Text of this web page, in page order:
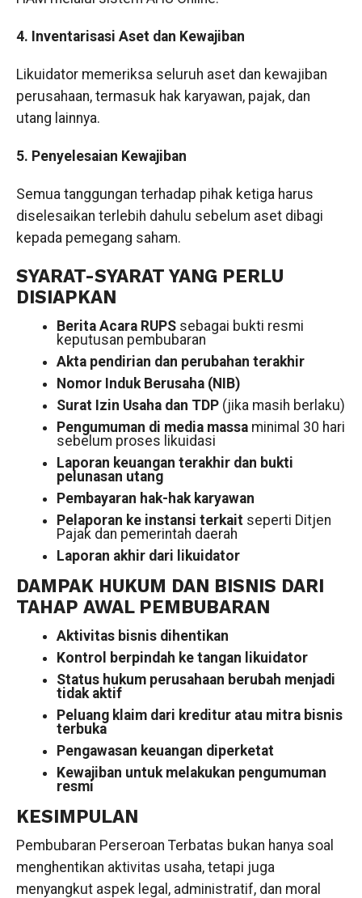
4. Inventarisasi Aset dan Kewajiban
Likuidator memeriksa seluruh aset dan kewajiban
perusahaan, termasuk hak karyawan, pajak, dan
utang lainnya.
5. Penyelesaian Kewajiban
Semua tanggungan terhadap pihak ketiga harus
diselesaikan terlebih dahulu sebelum aset dibagi
kepada pemegang saham.
SYARAT-SYARAT YANG PERLU
DISIAPKAN
Berita Acara RUPSsebagai bukti resmi
keputusan pembubaran
Akta pendirian dan perubahan terakhir
Nomor Induk Berusaha (NIB)
Surat Izin Usaha dan TDP(jika masih berlaku)
Pengumuman di media massaminimal 30 hari
sebelum proses likuidasi
Laporan keuangan terakhir dan bukti
pelunasan utang
Pembayaran hak-hak karyawan
Pelaporan ke instansi terkaitseperti Ditjen
Pajak dan pemerintah daerah
Laporan akhir dari likuidator
DAMPAK HUKUM DAN BISNIS DARI
TAHAP AWAL PEMBUBARAN
Aktivitas bisnis dihentikan
Kontrol berpindah ke tangan likuidator
Status hukum perusahaan berubah menjadi
tidak aktif
Peluang klaim dari kreditur atau mitra bisnis
terbuka
Pengawasan keuangan diperketat
Kewajiban untuk melakukan pengumuman
resmi
KESIMPULAN
Pembubaran Perseroan Terbatas bukan hanya soal
menghentikan aktivitas usaha, tetapi juga
menyangkut aspek legal, administratif, dan moral